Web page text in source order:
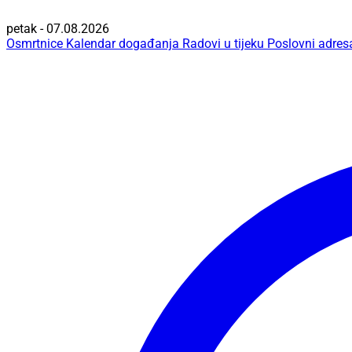
petak - 07.08.2026
Osmrtnice Kalendar događanja Radovi u tijeku Poslovni